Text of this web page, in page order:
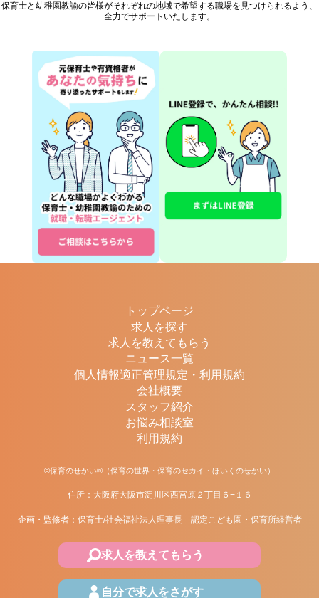
保育士と幼稚園教諭の皆様がそれぞれの地域で希望する職場を見つけられるよう、
全力でサポートいたします。
トップページ
求人を探す
求人を教えてもらう
ニュース一覧
個人情報適正管理規定・利用規約
会社概要
スタッフ紹介
お悩み相談室
利用規約
©保育のせかい®（保育の世界・保育のセカイ・ほいくのせかい）
住所：大阪府大阪市淀川区西宮原２丁目６−１６
企画・監修者：保育士/社会福祉法人理事長 認定こども園・保育所経営者
求人を教えてもらう
自分で求人をさがす